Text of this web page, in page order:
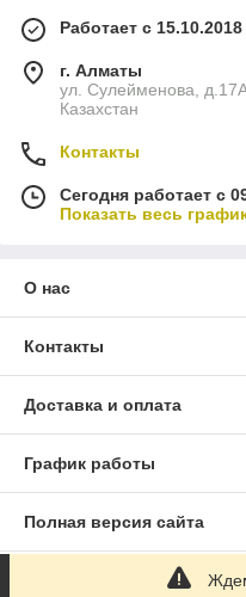
Работает с 15.10.2018
г. Алматы
ул. Сулейменова,
Казахстан
Контакты
Сегодня работает с
Показать весь
О нас
Контакты
Доставка и оплата
График работы
Полная версия сайта
Сайт создан на